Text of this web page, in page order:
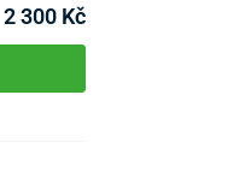
2 300 Kč